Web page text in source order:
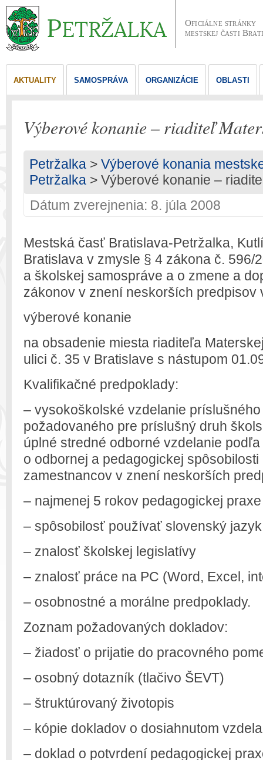
Oficiálne stránky
mestskej časti
AKTUALITY SAMOSPRÁVA ORGANIZÁCIE OBLASTI
Výberové konanie – riaditeľ
Petržalka > Výberové konania
Petržalka > Výberové konanie –
Dátum zverejnenia: 8. júla 2008
Mestská časť Bratislava-Petržalka,
Bratislava v zmysle § 4 zákona č. 596/
a školskej samospráve a o zmene a
zákonov v znení neskorších predpisov
výberové konanie
na obsadenie miesta riaditeľa
ulici č. 35 v Bratislave s nástupom
Kvalifikačné predpoklady:
– vysokoškolské vzdelanie
požadovaného pre príslušný druh
úplné stredné odborné vzdelanie
o odbornej a pedagogickej
zamestnancov v znení neskorších
– najmenej 5 rokov pedagogickej praxe
– spôsobilosť používať slovenský
– znalosť školskej legislatívy
– znalosť práce na PC (Word, Excel,
– osobnostné a morálne predpoklady.
Zoznam požadovaných dokladov:
– žiadosť o prijatie do pracovného
– osobný dotazník (tlačivo ŠEVT)
– štruktúrovaný životopis
– kópie dokladov o dosiahnutom
– doklad o potvrdení pedagogickej